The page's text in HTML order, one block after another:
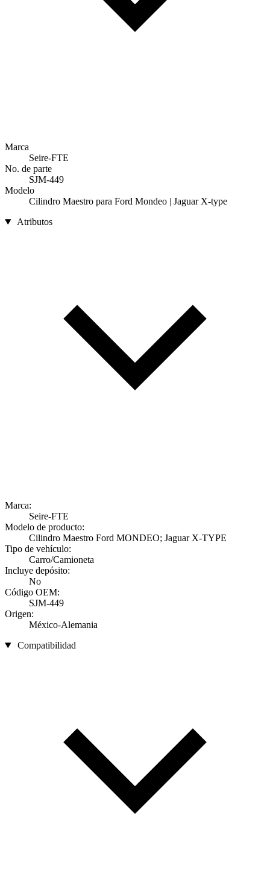
Marca
Seire-FTE
No. de parte
SJM-449
Modelo
Cilindro Maestro para Ford Mondeo | Jaguar X-type
Atributos
Marca:
Seire-FTE
Modelo de producto:
Cilindro Maestro Ford MONDEO; Jaguar X-TYPE
Tipo de vehículo:
Carro/Camioneta
Incluye depósito:
No
Código OEM:
SJM-449
Origen:
México-Alemania
Compatibilidad